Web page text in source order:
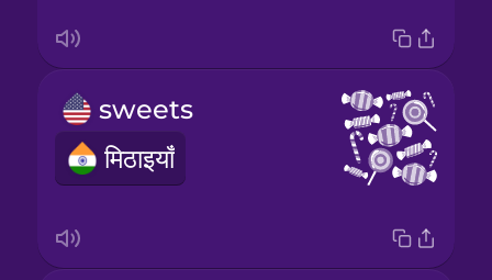
sweets
मिठाइयाँ